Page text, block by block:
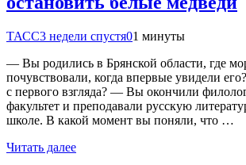
ТАСС3 недели спустя01 минуты
— Вы родились в Брянской области, где
почувствовали, когда впервые увидели
с первого взгляда? — Вы окончили
факультет и преподавали русскую
школе. В какой момент вы поняли, что …
Читать далее